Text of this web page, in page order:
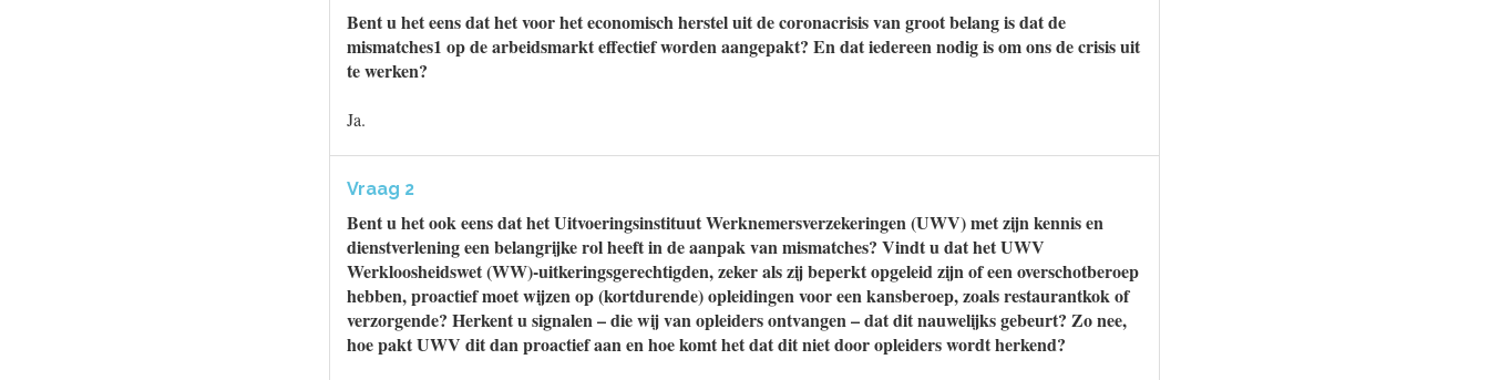
Bent u het eens dat het voor het economisch herstel uit de coronacrisis van groot belang is dat de
mismatches1 op de arbeidsmarkt effectief worden aangepakt? En dat iedereen nodig is om ons de crisis uit
te werken?
Ja.
Vraag 2
Bent u het ook eens dat het Uitvoeringsinstituut Werknemersverzekeringen (UWV) met zijn kennis en
dienstverlening een belangrijke rol heeft in de aanpak van mismatches? Vindt u dat het UWV
Werkloosheidswet (WW)-uitkeringsgerechtigden, zeker als zij beperkt opgeleid zijn of een overschotberoep
hebben, proactief moet wijzen op (kortdurende) opleidingen voor een kansberoep, zoals restaurantkok of
verzorgende? Herkent u signalen – die wij van opleiders ontvangen – dat dit nauwelijks gebeurt? Zo nee,
hoe pakt UWV dit dan proactief aan en hoe komt het dat dit niet door opleiders wordt herkend?